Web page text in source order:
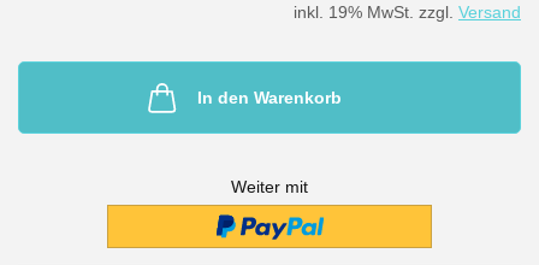
inkl. 19% MwSt. zzgl. Versand
In den Warenkorb
Weiter mit